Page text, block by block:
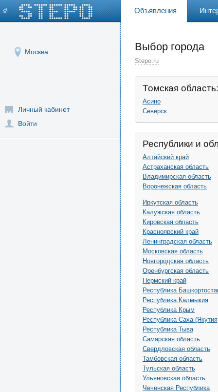
Объявления
Москва
Личный кабинет
Войти
Выбор города
Stepo.ru
Томская
Асино
Северск
Республики и
Алтайский край
Астраханская область
Владимирская область
Воронежская область
Иркутская область
Калужская область
Кировская область
Красноярский край
Ленинградская область
Московская область
Новгородская область
Оренбургская область
Пермский край
Республика
Республика Калмыкия
Республика Крым
Республика Саха
Республика Тыва
Самарская область
Свердловская область
Тамбовская область
Тульская область
Ульяновская область
Чеченская Республика